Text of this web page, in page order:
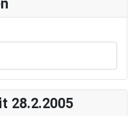
28.2.2005